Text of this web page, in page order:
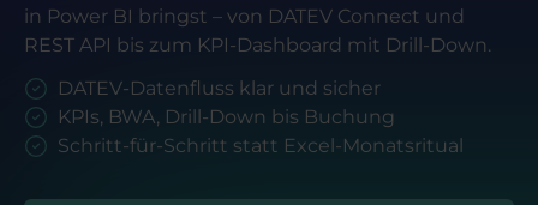
in Power BI bringst – von DATEV Connect und
REST API bis zum KPI-Dashboard mit Drill-Down.
DATEV-Datenfluss klar und sicher
KPIs, BWA, Drill-Down bis Buchung
Schritt-für-Schritt statt Excel-Monatsritual